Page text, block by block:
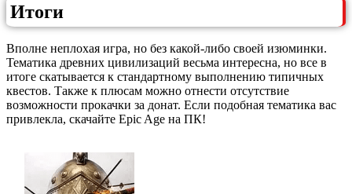
Итоги
Вполне неплохая игра, но без какой-либо своей изюминки.
Тематика древних цивилизаций весьма интересна, но все в
итоге скатывается к стандартному выполнению типичных
квестов. Также к плюсам можно отнести отсутствие
возможности прокачки за донат. Если подобная тематика вас
привлекла, скачайте Epic Age на ПК!